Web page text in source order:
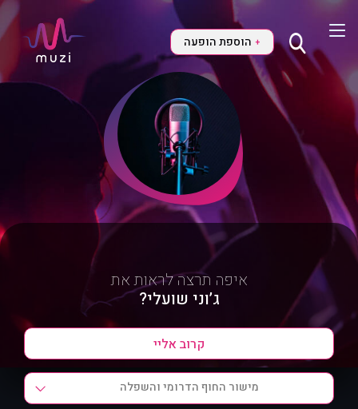
+ הוספת הופעה
איפה תרצה לראות את
ג’וני שועלי?
מישור החוף הדרומי והשפלה